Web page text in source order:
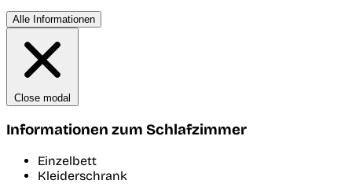
Alle Informationen
Close modal
Informationen zum Schlafzimmer
Einzelbett
Kleiderschrank